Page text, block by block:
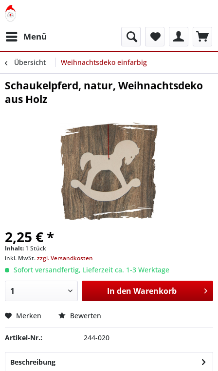
Menü
Übersicht Weihnachtsdeko einfarbig
Schaukelpferd, natur, Weihnachtsdeko
aus Holz
2,25 € *
Inhalt: 1 Stück
inkl. MwSt.zzgl. Versandkosten
Sofort versandfertig, Lieferzeit ca. 1-3 Werktage
In den Warenkorb
Merken Bewerten
Artikel-Nr.: 244-020
Beschreibung